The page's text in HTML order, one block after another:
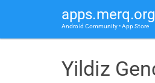
apps.merq.org
Android Community • App Store
Yildiz